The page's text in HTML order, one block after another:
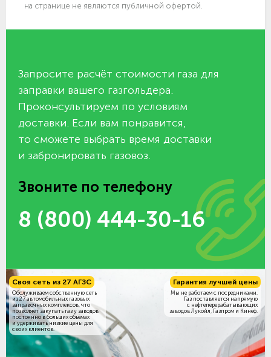
на странице не являются публичной офертой.
Запросите расчёт стоимости газа для
заправки вашего газгольдера.
Проконсультируем по условиям
доставки. Если вам понравится,
то сможете выбрать время доставки
и забронировать газовоз.
Звоните по телефону
8 (800) 444-30-16
Своя сеть из 27 АГЗС
Обслуживаем собственную сеть
из 27 автомобильных газовых
заправочных комплексов, что
позволяет закупать газ у заводов
постоянно в больших объёмах
и удерживать низкие цены для
своих клиентов.
Гарантия лучшей цены
Мы не работаем с посредниками.
Газ поставляется напрямую
с нефтеперерабатывающих
заводов Лукойл, Газпром и Кинеф.